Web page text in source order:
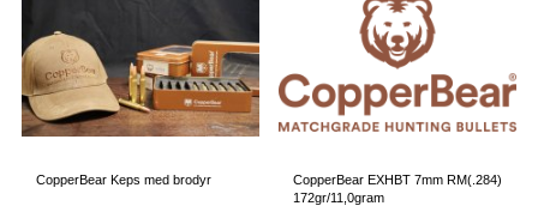
CopperBear Keps med brodyr
CopperBear EXHBT 7mm RM(.284)
172gr/11,0gram